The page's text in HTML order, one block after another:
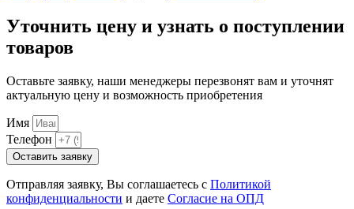
Уточнить цену и узнать о поступлении
товаров
Оставьте заявку, наши менеджеры перезвонят вам и уточнят
актуальную цену и возможность приобретения
Имя
Телефон
Оставить заявку
Отправляя заявку, Вы соглашаетесь с Политикой
конфиденциальности и даете Согласие на ОПД